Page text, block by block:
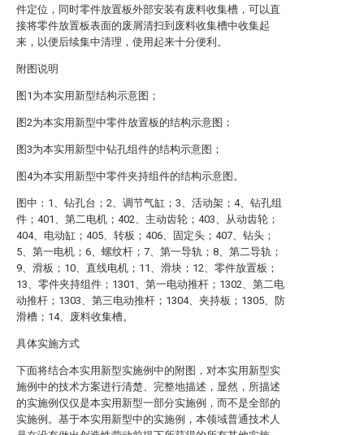
件定位，同时零件放置板外部安装有废料收集槽，可以直
接将零件放置板表面的废屑清扫到废料收集槽中收集起
来，以便后续集中清理，使用起来十分便利。
附图说明
图1为本实用新型结构示意图；
图2为本实用新型中零件放置板的结构示意图；
图3为本实用新型中钻孔组件的结构示意图；
图4为本实用新型中零件夹持组件的结构示意图。
图中：1、钻孔台；2、调节气缸；3、活动架；4、钻孔组
件；401、第二电机；402、主动齿轮；403、从动齿轮；
404、电动缸；405、转板；406、固定头；407、钻头；
5、第一电机；6、螺纹杆；7、第一导轨；8、第二导轨；
9、滑板；10、直线电机；11、滑块；12、零件放置板；
13、零件夹持组件；1301、第一电动推杆；1302、第二电
动推杆；1303、第三电动推杆；1304、夹持板；1305、防
滑槽；14、废料收集槽。
具体实施方式
下面将结合本实用新型实施例中的附图，对本实用新型实
施例中的技术方案进行清楚、完整地描述，显然，所描述
的实施例仅仅是本实用新型一部分实施例，而不是全部的
实施例。基于本实用新型中的实施例，本领域普通技术人